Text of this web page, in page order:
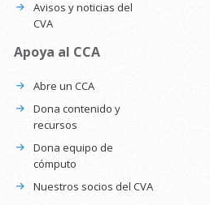
Avisos y noticias del
CVA
Apoya al CCA
Abre un CCA
Dona contenido y
recursos
Dona equipo de
cómputo
Nuestros socios del CVA